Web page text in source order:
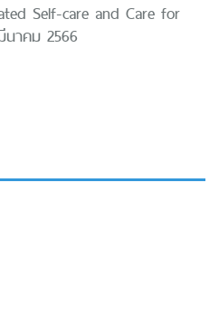
Self-care and Care for
นาคม 2566